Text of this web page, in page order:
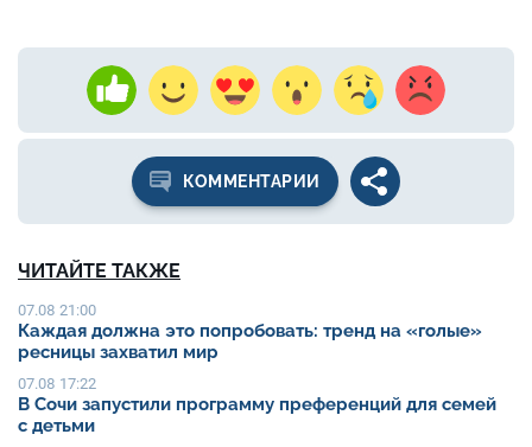
КОММЕНТАРИИ
ЧИТАЙТЕ ТАКЖЕ
07.08 21:00
Каждая должна это попробовать: тренд на «голые»
ресницы захватил мир
07.08 17:22
В Сочи запустили программу преференций для семей
с детьми